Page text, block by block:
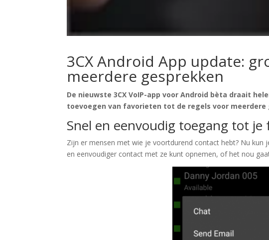
3CX Android App update:
meerdere gesprekken
De nieuwste 3CX VoIP-app voor Android bèta draait
toevoegen van favorieten tot de regels voor
Snel en eenvoudig toegang tot je
Zijn er mensen met wie je voortdurend contact hebt? Nu
en eenvoudiger contact met ze kunt opnemen, of het nou